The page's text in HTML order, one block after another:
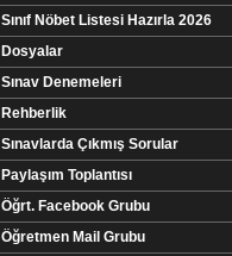
Sınıf Nöbet Listesi Hazırla 2026
Dosyalar
Sınav Denemeleri
Rehberlik
Sınavlarda Çıkmış Sorular
Paylaşım Toplantısı
Öğrt. Facebook Grubu
Öğretmen Mail Grubu